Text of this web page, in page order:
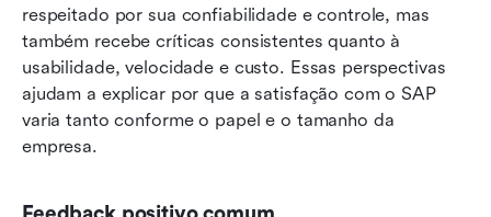
respeitado por sua confiabilidade e controle, mas
também recebe críticas consistentes quanto à
usabilidade, velocidade e custo. Essas perspectivas
ajudam a explicar por que a satisfação com o SAP
varia tanto conforme o papel e o tamanho da
empresa.